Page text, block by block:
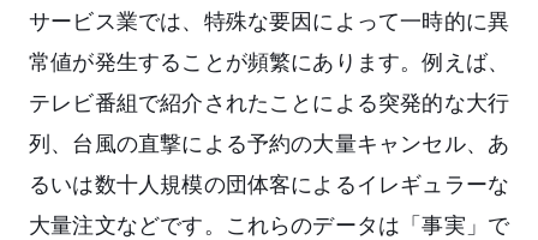
サービス業では、特殊な要因によって一時的に異
常値が発生することが頻繁にあります。例えば、
テレビ番組で紹介されたことによる突発的な大行
列、台風の直撃による予約の大量キャンセル、あ
るいは数十人規模の団体客によるイレギュラーな
大量注文などです。これらのデータは「事実」で